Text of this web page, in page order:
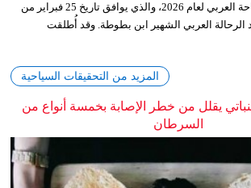
في الاحتفال بيوم السياحة العربي لعام 2026، والذي يوافق تاريخ 25 فبراير من
الرحالة العربي الشهير ابن بطوطة. وقد أُطلقت
المزيد من التحقيقات السياحية
يقلل من خطر الإصابة بخمسة أنواع من
السرطان